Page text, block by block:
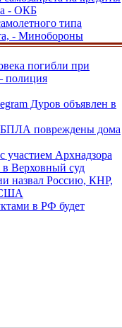
- ОКБ
типа
- Минобороны
погибли при
полиция
Дуров объявлен в
БПЛА повреждены дома
участием Архнадзора
в Верховный суд
назвал Россию, КНР,
США
в РФ будет